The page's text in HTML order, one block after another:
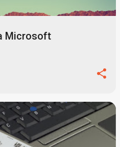
Microsoft